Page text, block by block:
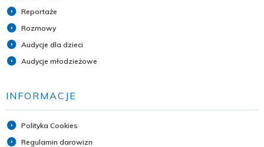
Reportaże
Rozmowy
Audycje dla dzieci
Audycje młodzieżowe
INFORMACJE
Polityka Cookies
Regulamin darowizn